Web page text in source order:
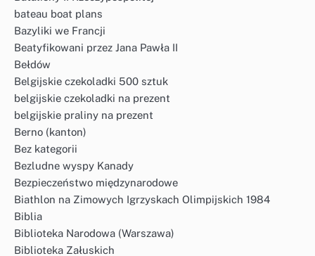
bateau boat plans
Bazyliki we Francji
Beatyfikowani przez Jana Pawła II
Bełdów
Belgijskie czekoladki 500 sztuk
belgijskie czekoladki na prezent
belgijskie praliny na prezent
Berno (kanton)
Bez kategorii
Bezludne wyspy Kanady
Bezpieczeństwo międzynarodowe
Biathlon na Zimowych Igrzyskach Olimpijskich 1984
Biblia
Biblioteka Narodowa (Warszawa)
Biblioteka Załuskich